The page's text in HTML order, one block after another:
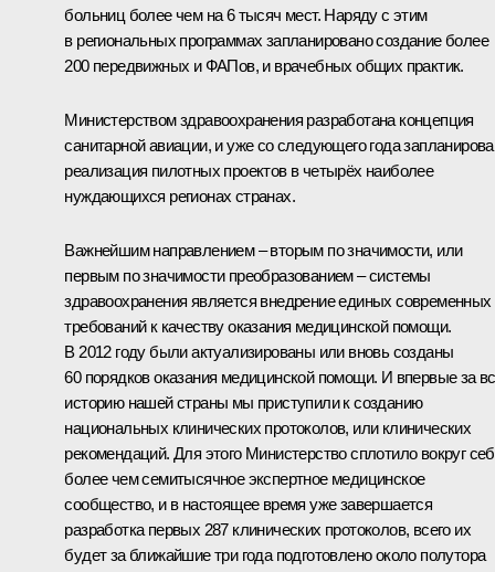
больниц более чем на 6 тысяч мест. Наряду с этим
в региональных программах запланировано создание более
200 передвижных и ФАПов, и врачебных общих практик.
Министерством здравоохранения разработана концепция
санитарной авиации, и уже со следующего года
реализация пилотных проектов в четырёх наиболее
нуждающихся регионах странах.
Важнейшим направлением – вторым по значимости, или
первым по значимости преобразованием – системы
здравоохранения является внедрение единых современных
требований к качеству оказания медицинской помощи.
В 2012 году были актуализированы или вновь созданы
60 порядков оказания медицинской помощи. И впервые за
историю нашей страны мы приступили к созданию
национальных клинических протоколов, или клинических
рекомендаций. Для этого Министерство сплотило вокруг
более чем семитысячное экспертное медицинское
сообщество, и в настоящее время уже завершается
разработка первых 287 клинических протоколов, всего их
будет за ближайшие три года подготовлено около полутора